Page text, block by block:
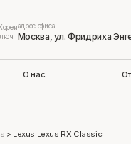
адрес офиса
Москва, ул. Фридриха
О нас
> Lexus Lexus RX Classic